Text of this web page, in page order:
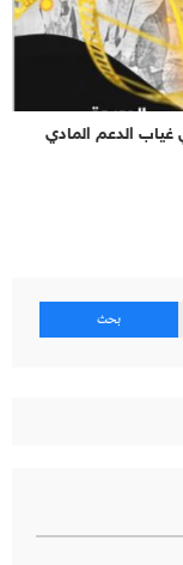
غياب الدعم المادي